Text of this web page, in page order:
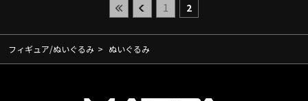
1 2
フィギュア/ぬいぐるみ > ぬいぐるみ